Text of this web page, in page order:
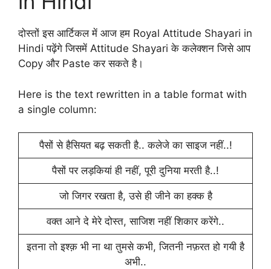
दोस्तों इस आर्टिकल में आज हम Royal Attitude Shayari in
Hindi पढ़ेंगे जिसमें Attitude Shayari के कलेक्शन जिसे आप
Copy और Paste कर सकते है।
Here is the text rewritten in a table format with
a single column:
पैसों से हैसियत बढ़ सकती है.. कलेजे का साइज नहीं..!
पैसों पर लड़कियां ही नहीं, पूरी दुनिया मरती है..!
जो जिगर रखता है, उसे ही जीने का हक्क है
वक्त आने दे मेरे दोस्त, साजिश नहीं शिकार करेंगे..
इतना तो इश्क़ भी ना था तुमसे कभी, जितनी नफ़रत हो गयी है
अभी..